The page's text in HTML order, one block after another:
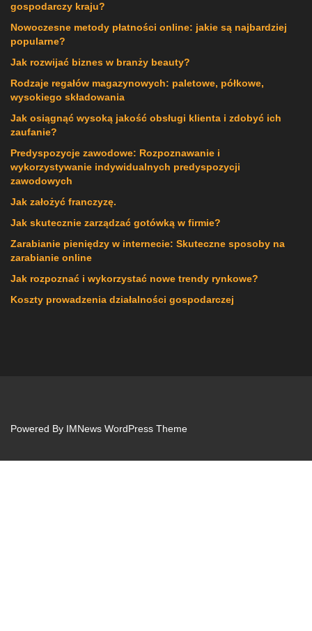
gospodarczy kraju?
Nowoczesne metody płatności online: jakie są najbardziej
popularne?
Jak rozwijać biznes w branży beauty?
Rodzaje regałów magazynowych: paletowe, półkowe,
wysokiego składowania
Jak osiągnąć wysoką jakość obsługi klienta i zdobyć ich
zaufanie?
Predyspozycje zawodowe: Rozpoznawanie i
wykorzystywanie indywidualnych predyspozycji
zawodowych
Jak założyć franczyzę.
Jak skutecznie zarządzać gotówką w firmie?
Zarabianie pieniędzy w internecie: Skuteczne sposoby na
zarabianie online
Jak rozpoznać i wykorzystać nowe trendy rynkowe?
Koszty prowadzenia działalności gospodarczej
Powered By IMNews WordPress Theme